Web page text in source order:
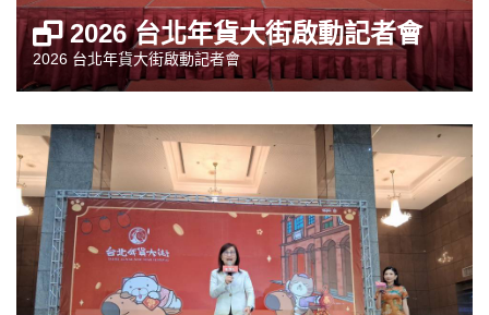
2026 台北年貨大街啟動記者會
2026 台北年貨大街啟動記者會